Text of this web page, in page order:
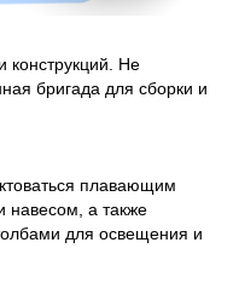
конструкций. Не
бригада для сборки и
плавающим
навесом, а также
для освещения и